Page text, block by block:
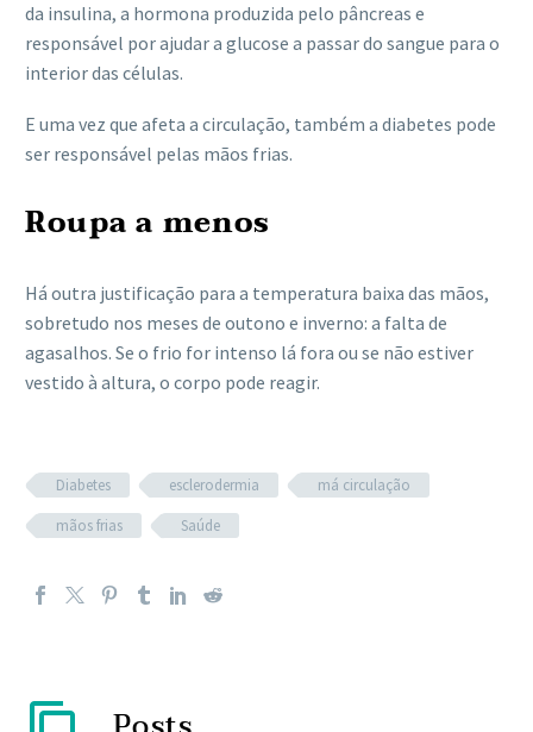
da insulina, a hormona produzida pelo pâncreas e
responsável por ajudar a glucose a passar do sangue para o
interior das células.
E uma vez que afeta a circulação, também a diabetes pode
ser responsável pelas mãos frias.
Roupa a menos
Há outra justificação para a temperatura baixa das mãos,
sobretudo nos meses de outono e inverno: a falta de
agasalhos. Se o frio for intenso lá fora ou se não estiver
vestido à altura, o corpo pode reagir.
Diabetes esclerodermia
má circulação
mãos frias
Saúde